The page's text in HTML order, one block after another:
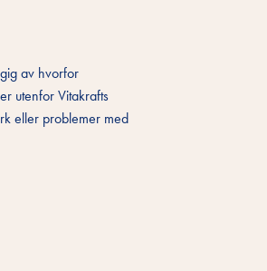
av hvorfor
utenfor Vitakrafts
eller problemer med